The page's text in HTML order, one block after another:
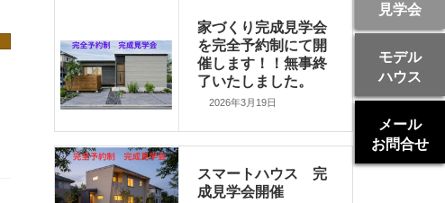
家づくり完成見学会
を完全予約制にて開
催します！！無事終
了いたしました。
2026年3月19日
スマートハウス 完
成見学会開催
見学会
モデル
ハウス
メール
お問合せ